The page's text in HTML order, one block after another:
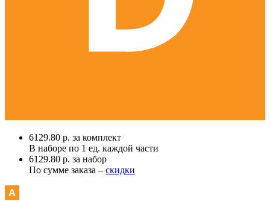
6129.80 р. за комплект
В наборе по 1 ед. каждой части
6129.80 р. за набор
По сумме заказа – скидки